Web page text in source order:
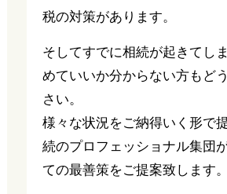
税の対策があります。
そしてすでに相続が起きてし
めていいか分からない方もど
さい。
様々な状況をご納得いく形で
続のプロフェッショナル集団
ての最善策をご提案致します。